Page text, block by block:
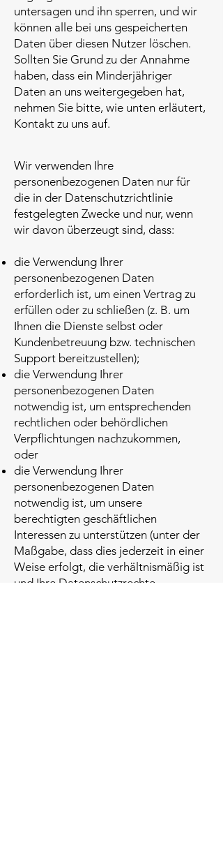
untersagen und ihn sperren, und wir
können alle bei uns gespeicherten
Daten über diesen Nutzer löschen.
Sollten Sie Grund zu der Annahme
haben, dass ein Minderjähriger
Daten an uns weitergegeben hat,
nehmen Sie bitte, wie unten erläutert,
Kontakt zu uns auf.
Wir verwenden Ihre
personenbezogenen Daten nur für
die in der Datenschutzrichtlinie
festgelegten Zwecke und nur, wenn
wir davon überzeugt sind, dass:
die Verwendung Ihrer
personenbezogenen Daten
erforderlich ist, um einen Vertrag zu
erfüllen oder zu schließen (z. B. um
Ihnen die Dienste selbst oder
Kundenbetreuung bzw. technischen
Support bereitzustellen);
die Verwendung Ihrer
personenbezogenen Daten
notwendig ist, um entsprechenden
rechtlichen oder behördlichen
Verpflichtungen nachzukommen,
oder
die Verwendung Ihrer
personenbezogenen Daten
notwendig ist, um unsere
berechtigten geschäftlichen
Interessen zu unterstützen (unter der
Maßgabe, dass dies jederzeit in einer
Weise erfolgt, die verhältnismäßig ist
und Ihre Datenschutzrechte